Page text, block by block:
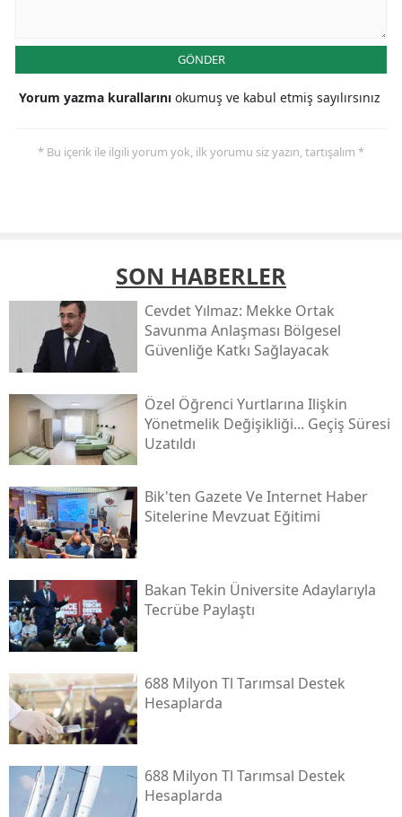
GÖNDER
Yorum yazma kurallarını okumuş ve kabul etmiş sayılırsınız
* Bu içerik ile ilgili yorum yok, ilk yorumu siz yazın, tartışalım *
SON HABERLER
Cevdet Yılmaz: Mekke Ortak
Savunma Anlaşması Bölgesel
Güvenliğe Katkı Sağlayacak
Özel Öğrenci Yurtlarına Ilişkin
Yönetmelik Değişikliği... Geçiş Süresi
Uzatıldı
Bi̇k'ten Gazete Ve Internet Haber
Sitelerine Mevzuat Eğitimi
Bakan Tekin Üniversite Adaylarıyla
Tecrübe Paylaştı
688 Milyon Tl Tarımsal Destek
Hesaplarda
688 Milyon Tl Tarımsal Destek
Hesaplarda